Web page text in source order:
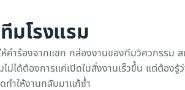
มโรงแรม
คำร้องจากแขก กล่องงานของทีมวิศวกรรม
ม่ได้ต้องการแค่เปิดใบสั่งงานเร็วขึ้น แต่ต้องรู้
ทำให้งานกลับมาแก้ซ้ำ